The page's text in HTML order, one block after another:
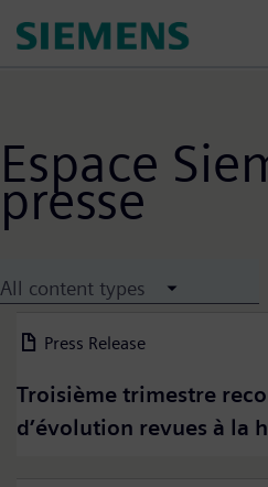
Espace
presse
All content types
Press Release
Troisième trimestre
d’évolution revues à la